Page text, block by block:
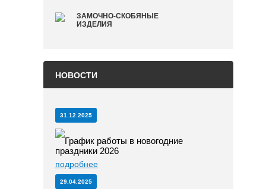
ЗАМОЧНО-СКОБЯНЫЕ
ИЗДЕЛИЯ
НОВОСТИ
31.12.2025
График работы в новогодние
праздники 2026
подробнее
29.04.2025